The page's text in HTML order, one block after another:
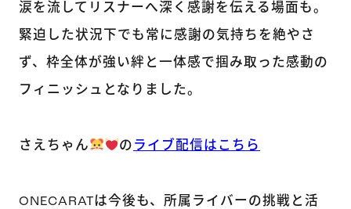
涙を流してリスナーへ深く感謝を伝える場面も。
緊迫した状況下でも常に感謝の気持ちを絶やさ
ず、枠全体が強い絆と一体感で掴み取った感動の
フィニッシュとなりました。
さえちゃん の ライブ配信はこちら
ONECARATは今後も、所属ライバーの挑戦と活